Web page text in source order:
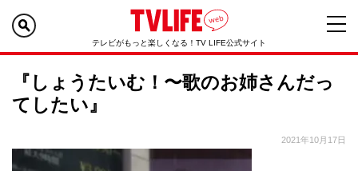
テレビがもっと楽しくなる！TV LIFE公式サイト
『しょうたいむ！〜歌のお姉さんだっ
てしたい』
2021年10月17日